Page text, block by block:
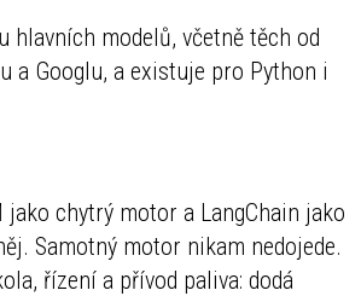
hlavních modelů, včetně těch od
a Googlu, a existuje pro Python i
jako chytrý motor a LangChain jako
Samotný motor nikam nedojede.
řízení a přívod paliva: dodá